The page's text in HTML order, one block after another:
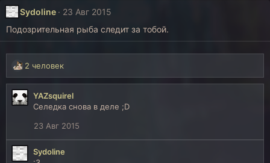
Sydoline
23 Авг 2015
Подозрительная рыба следит за тобой.
Р
е
а
к
ц
:
2 человек
YAZsquirel
Селедка снова в деле ;D
23 Авг 2015
Sydoline